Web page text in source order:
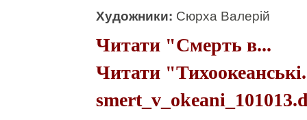
Художники: Сюрха Валерій
Читати "Смерть в...
Читати